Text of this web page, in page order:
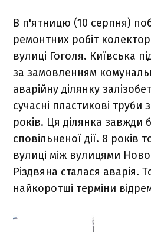
В п'ятницю (10 серпня)
ремонтних робіт
вулиці Гоголя. Київська
за замовленням
аварійну ділянку
сучасні пластикові труби
років. Ця ділянка завжди
сповільненої дії. 8 років
вулиці між вулицями
Різдвяна сталася аварія.
найкоротші терміни